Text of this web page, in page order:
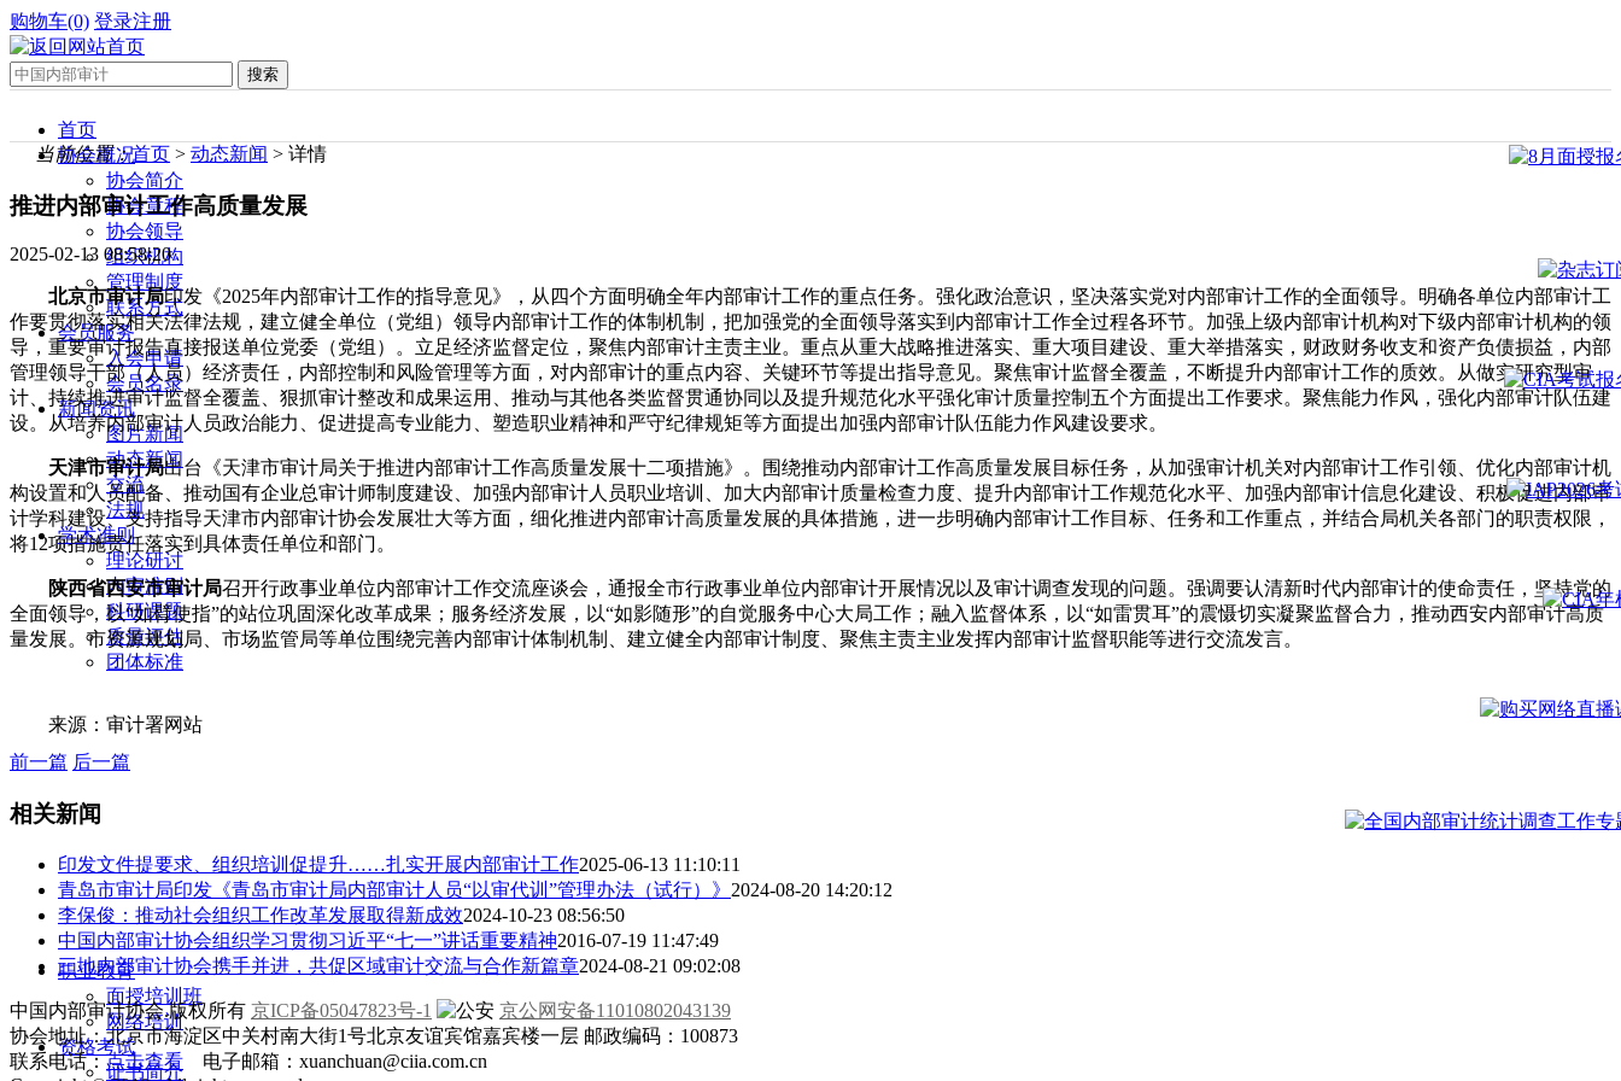
购物车(0) 登录注册
首页
协会概况
协会简介
协会章程
协会领导
组织机构
管理制度
联系方式
会员服务
入会申请
会员名录
新闻资讯
图片新闻
动态新闻
交流
法规
学术准则
理论研讨
内审准则
科研课题
质量评估
团体标准
职业教育
面授培训班
网络培训
资格考试
证书简介
当前位置：首页 > 动态新闻 > 详情
推进内部审计工作高质量发展
2025-02-13 08:58:20
北京市审计局印发《2025年内部审计工作的指导意见》，从四个方面明确全年内部审计工作的重点任务。强化政治意识，坚决落实党对内部审计工作的全面领导。明确各单位内部审计工
作要贯彻落实相关法律法规，建立健全单位（党组）领导内部审计工作的体制机制，把加强党的全面领导落实到内部审计工作全过程各环节。加强上级内部审计机构对下级内部审计机构的领
导，重要审计报告直接报送单位党委（党组）。立足经济监督定位，聚焦内部审计主责主业。重点从重大战略推进落实、重大项目建设、重大举措落实，财政财务收支和资产负债损益，内部
管理领导干部（人员）经济责任，内部控制和风险管理等方面，对内部审计的重点内容、关键环节等提出指导意见。聚焦审计监督全覆盖，不断提升内部审计工作的质效。从做实研究型审
计、持续推进审计监督全覆盖、狠抓审计整改和成果运用、推动与其他各类监督贯通协同以及提升规范化水平强化审计质量控制五个方面提出工作要求。聚焦能力作风，强化内部审计队伍建
设。从培养内部审计人员政治能力、促进提高专业能力、塑造职业精神和严守纪律规矩等方面提出加强内部审计队伍能力作风建设要求。
天津市审计局出台《天津市审计局关于推进内部审计工作高质量发展十二项措施》。围绕推动内部审计工作高质量发展目标任务，从加强审计机关对内部审计工作引领、优化内部审计机
构设置和人员配备、推动国有企业总审计师制度建设、加强内部审计人员职业培训、加大内部审计质量检查力度、提升内部审计工作规范化水平、加强内部审计信息化建设、积极促进内部审
计学科建设、支持指导天津市内部审计协会发展壮大等方面，细化推进内部审计高质量发展的具体措施，进一步明确内部审计工作目标、任务和工作重点，并结合局机关各部门的职责权限，
将12项措施责任落实到具体责任单位和部门。
陕西省西安市审计局召开行政事业单位内部审计工作交流座谈会，通报全市行政事业单位内部审计开展情况以及审计调查发现的问题。强调要认清新时代内部审计的使命责任，坚持党的
全面领导，以“如臂使指”的站位巩固深化改革成果；服务经济发展，以“如影随形”的自觉服务中心大局工作；融入监督体系，以“如雷贯耳”的震慑切实凝聚监督合力，推动西安内部审计高质
量发展。市资源规划局、市场监管局等单位围绕完善内部审计体制机制、建立健全内部审计制度、聚焦主责主业发挥内部审计监督职能等进行交流发言。
来源：审计署网站
前一篇 后一篇
相关新闻
印发文件提要求、组织培训促提升……扎实开展内部审计工作2025-06-13 11:10:11
青岛市审计局印发《青岛市审计局内部审计人员“以审代训”管理办法（试行）》 2024-08-20 14:20:12
李保俊：推动社会组织工作改革发展取得新成效2024-10-23 08:56:50
中国内部审计协会组织学习贯彻习近平“七一”讲话重要精神2016-07-19 11:47:49
三地内部审计协会携手并进，共促区域审计交流与合作新篇章2024-08-21 09:02:08
中国内部审计协会.版权所有 京ICP备05047823号-1
京公网安备11010802043139
协会地址：北京市海淀区中关村南大街1号北京友谊宾馆嘉宾楼一层 邮政编码：100873
联系电话：点击查看 电子邮箱：xuanchuan@ciia.com.cn